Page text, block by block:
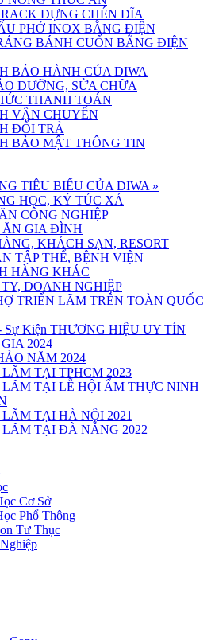
ĐỰNG CHÉN DĨA
PHỞ INOX BẰNG ĐIỆN
BÁNH CUỐN BẰNG ĐIỆN
BẢO HÀNH CỦA DIWA
DƯỠNG, SỬA CHỮA
THANH TOÁN
VẬN CHUYỂN
ĐỔI TRẢ
BẢO MẬT THÔNG TIN
TIÊU BIỂU CỦA DIWA »
HỌC, KÝ TÚC XÁ
CÔNG NGHIỆP
ĂN GIA ĐÌNH
KHÁCH SẠN, RESORT
TẬP THỂ, BỆNH VIỆN
HÀNG KHÁC
DOANH NGHIỆP
TRIỂN LÃM TRÊN TOÀN QUỐC
Sự Kiện THƯƠNG HIỆU UY TÍN
2024
NĂM 2024
TẠI TPHCM 2023
LÃM TẠI LỄ HỘI ẨM THỰC NINH
TẠI HÀ NỘI 2021
LÃM TẠI ĐÀ NẴNG 2022
Cơ Sở
Phổ Thông
Tư Thục